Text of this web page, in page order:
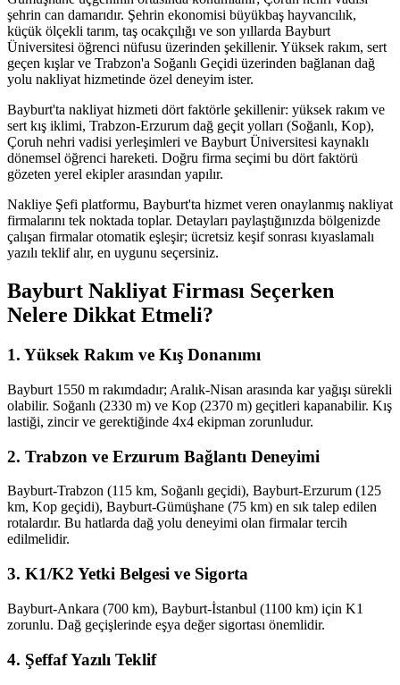
şehrin can damarıdır. Şehrin ekonomisi büyükbaş hayvancılık,
küçük ölçekli tarım, taş ocakçılığı ve son yıllarda Bayburt
Üniversitesi öğrenci nüfusu üzerinden şekillenir. Yüksek rakım, sert
geçen kışlar ve Trabzon'a Soğanlı Geçidi üzerinden bağlanan dağ
yolu nakliyat hizmetinde özel deneyim ister.
Bayburt'ta nakliyat hizmeti dört faktörle şekillenir: yüksek rakım ve
sert kış iklimi, Trabzon-Erzurum dağ geçit yolları (Soğanlı, Kop),
Çoruh nehri vadisi yerleşimleri ve Bayburt Üniversitesi kaynaklı
dönemsel öğrenci hareketi. Doğru firma seçimi bu dört faktörü
gözeten yerel ekipler arasından yapılır.
Nakliye Şefi platformu, Bayburt'ta hizmet veren onaylanmış nakliyat
firmalarını tek noktada toplar. Detayları paylaştığınızda bölgenizde
çalışan firmalar otomatik eşleşir; ücretsiz keşif sonrası kıyaslamalı
yazılı teklif alır, en uygunu seçersiniz.
Bayburt Nakliyat Firması Seçerken
Nelere Dikkat Etmeli?
1. Yüksek Rakım ve Kış Donanımı
Bayburt 1550 m rakımdadır; Aralık-Nisan arasında kar yağışı sürekli
olabilir. Soğanlı (2330 m) ve Kop (2370 m) geçitleri kapanabilir. Kış
lastiği, zincir ve gerektiğinde 4x4 ekipman zorunludur.
2. Trabzon ve Erzurum Bağlantı Deneyimi
Bayburt-Trabzon (115 km, Soğanlı geçidi), Bayburt-Erzurum (125
km, Kop geçidi), Bayburt-Gümüşhane (75 km) en sık talep edilen
rotalardır. Bu hatlarda dağ yolu deneyimi olan firmalar tercih
edilmelidir.
3. K1/K2 Yetki Belgesi ve Sigorta
Bayburt-Ankara (700 km), Bayburt-İstanbul (1100 km) için K1
zorunlu. Dağ geçişlerinde eşya değer sigortası önemlidir.
4. Şeffaf Yazılı Teklif